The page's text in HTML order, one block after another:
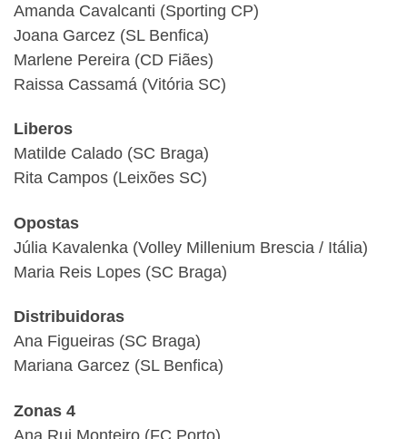
Amanda Cavalcanti (Sporting CP)
Joana Garcez (SL Benfica)
Marlene Pereira (CD Fiães)
Raissa Cassamá (Vitória SC)
Liberos
Matilde Calado (SC Braga)
Rita Campos (Leixões SC)
Opostas
Júlia Kavalenka (Volley Millenium Brescia / Itália)
Maria Reis Lopes (SC Braga)
Distribuidoras
Ana Figueiras (SC Braga)
Mariana Garcez (SL Benfica)
Zonas 4
Ana Rui Monteiro (FC Porto)